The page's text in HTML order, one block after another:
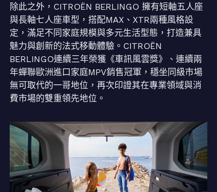
除此之外，CITROËN BERLINGO 擁有短軸五人座
與長軸七人座車型，搭配MAX、XTR兩種風格設
定，滿足不同家庭規模與多元生活型態，打造兼具
魅力與創新的法式移動體驗。CITROËN
BERLINGO連續三年榮獲《車訊風雲獎》、連續兩
年蟬聯歐洲進口家庭MPV銷售冠軍，穩坐同級市場
無可取代的一哥地位，再次印證其在專業領域與消
費市場的雙重領先地位。